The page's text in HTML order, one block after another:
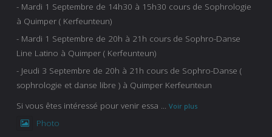
- Mardi 1 Septembre de 14h30 à 15h30 cours de Sophrologie
à Quimper ( Kerfeunteun)
- Mardi 1 Septembre de 20h à 21h cours de Sophro-Danse
Line Latino à Quimper ( Kerfeunteun)
- Jeudi 3 Septembre de 20h à 21h cours de Sophro-Danse (
sophrologie et danse libre ) à Quimper Kerfeunteun
Si vous êtes intéressé pour venir essa
Voir plus
Photo